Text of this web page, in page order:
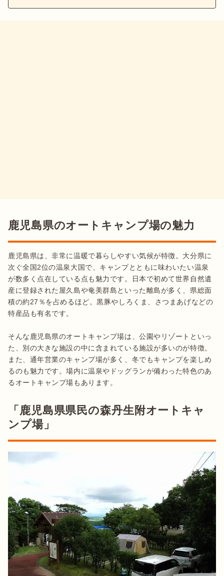
鹿児島県のオートキャンプ場の魅力
鹿児島県は、非常に温暖で暮らしやすい気候が特徴。大分県に
次ぐ全国2位の温泉大国で、キャンプとともに味わいたい温泉
が数多く点在している点も魅力です。日本で初めて世界自然遺
産に登録された屋久島や奄美群島といった離島が多く、県総面
積の約27％を占めるほど。黒豚やしろくま、さつまあげなどの
特産品も有名です。
そんな鹿児島県のオートキャンプ場は、公園やリゾートといっ
た、別の大きな施設の中に含まれている施設が多いのが特徴。
また、通年営業のキャンプ場が多く、冬でもキャンプを楽しめ
るのも魅力です。場内に温泉やドッグランが備わった特色のあ
るオートキャンプ場もあります。
「鹿児島県県民の森丹生附オートキャ
ンプ場」